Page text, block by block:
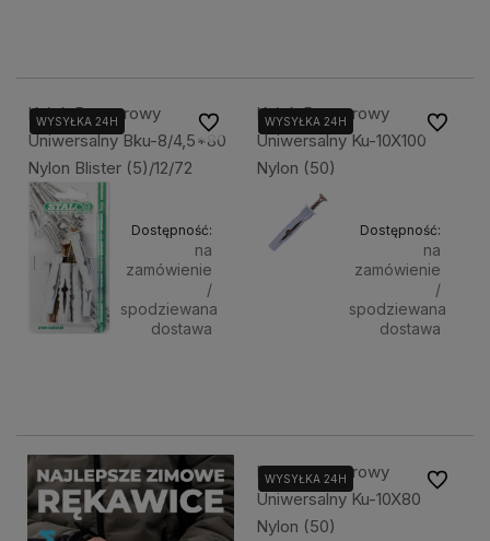
Kołek Rozporowy
Uniwersalny Bku-8/4,5*80
Nylon Blister (5)/12/72
WYSYŁKA 24H
Dostępność:
na
zamówienie
/
spodziewana
dostawa
Do ulubionychKołek Rozporowy
Uniwersalny Ku-10X100
Nylon (50)
WYSYŁKA 24H
Dostępność:
na
zamówienie
/
spodziewana
dostawa
Do
Kołek Rozporowy
Uniwersalny Ku-10X80
Nylon (50)
WYSYŁKA 24H Do